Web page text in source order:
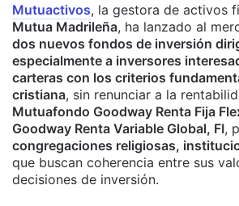
Mutuactivos, la gestora de activos
Mutua Madrileña, ha lanzado al
dos nuevos fondos de inversión
especialmente a inversores
carteras con los criterios
cristiana, sin renunciar a la
Mutuafondo Goodway Renta Fija
Goodway Renta Variable Global, FI,
congregaciones religiosas,
que buscan coherencia entre sus
decisiones de inversión.